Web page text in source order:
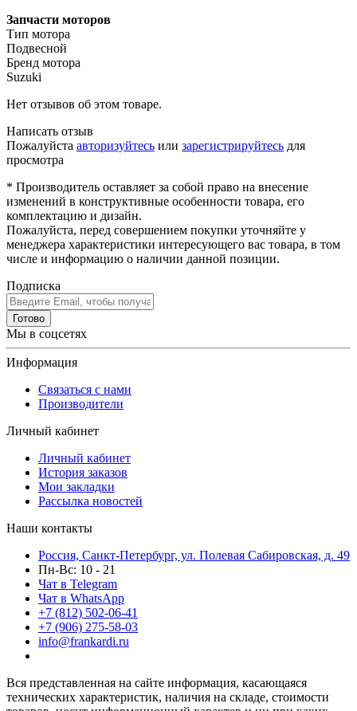
Запчасти моторов
Тип мотора
Подвесной
Бренд мотора
Suzuki
Нет отзывов об этом товаре.
Написать отзыв
Пожалуйста авторизуйтесь или зарегистрируйтесь для
просмотра
* Производитель оставляет за собой право на внесение
изменений в конструктивные особенности товара, его
комплектацию и дизайн.
Пожалуйста, перед совершением покупки уточняйте у
менеджера характеристики интересующего вас товара, в том
числе и информацию о наличии данной позиции.
Подписка
Готово
Мы в соцсетях
Информация
Связаться с нами
Производители
Личный кабинет
Личный кабинет
История заказов
Мои закладки
Рассылка новостей
Наши контакты
Россия, Санкт-Петербург, ул. Полевая Сабировская, д. 49
Пн-Вс: 10 - 21
Чат в Telegram
Чат в WhatsApp
+7 (812) 502-06-41
+7 (906) 275-58-03
info@frankardi.ru
Вся представленная на сайте информация, касающаяся
технических характеристик, наличия на складе, стоимости